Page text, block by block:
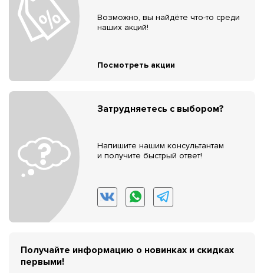
Возможно, вы найдёте что-то среди
наших акций!
Посмотреть акции
Затрудняетесь с выбором?
Напишите нашим консультантам
и получите быстрый ответ!
Получайте информацию о новинках и скидках
первыми!